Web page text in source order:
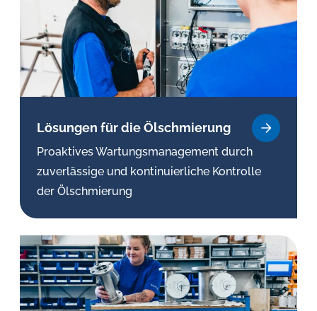
Lösungen für die Öl­schmie­rung
Proaktives Wartungsmanagement durch
zuverlässige und kontinuierliche Kontrolle
der Ölschmierung